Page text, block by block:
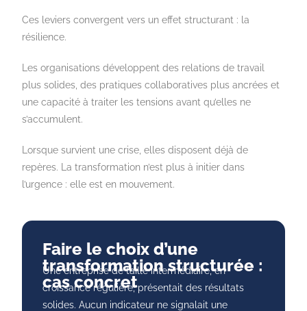
Ces leviers convergent vers un effet structurant : la
résilience.
Les organisations développent des relations de travail
plus solides, des pratiques collaboratives plus ancrées et
une capacité à traiter les tensions avant qu’elles ne
s’accumulent.
Lorsque survient une crise, elles disposent déjà de
repères. La transformation n’est plus à initier dans
l’urgence : elle est en mouvement.
Faire le choix d’une
transformation structurée :
cas concret
Une entreprise de taille intermédiaire, en
croissance régulière, présentait des résultats
solides. Aucun indicateur ne signalait une